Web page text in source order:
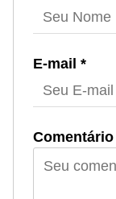
E-mail *
Comentário